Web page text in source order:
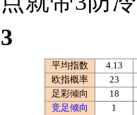
平均指数
4.13
欧指概率
23
足彩倾向
18
竞足倾向
1